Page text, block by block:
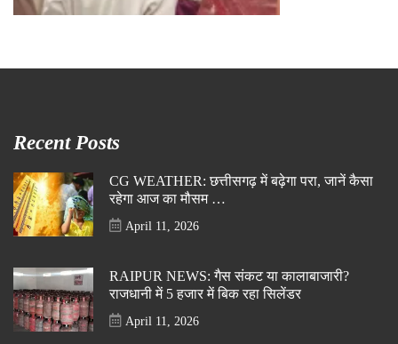
Recent Posts
CG WEATHER: छत्तीसगढ़ में बढ़ेगा परा, जानें कैसा
रहेगा आज का मौसम …
April 11, 2026
RAIPUR NEWS: गैस संकट या कालाबाजारी?
राजधानी में 5 हजार में बिक रहा सिलेंडर
April 11, 2026